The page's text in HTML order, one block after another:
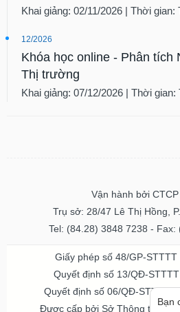
Khai giảng: 02/11/2026 | Thời gian:
12/2026
Khóa học online - Phân tích
Thị trường
Khai giảng: 07/12/2026 | Thời gian:
Vận hành bởi CTCP
Trụ sở: 28/47 Lê Thị Hồng,
Tel: (84.28) 3848 7238 - Fax:
Giấy phép số 48/GP-
Quyết định số 13/QĐ-
Quyết định số 06/QĐ-STTTT-
Được cấp bởi Sở Thông tin và
Bạn